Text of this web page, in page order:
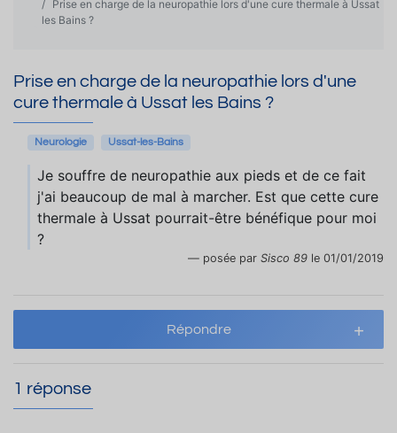
Prise en charge de la neuropathie lors d'une cure thermale à Ussat
les Bains ?
Prise en charge de la neuropathie lors d'une
cure thermale à Ussat les Bains ?
Neurologie Ussat-les-Bains
Je souffre de neuropathie aux pieds et de ce fait
j'ai beaucoup de mal à marcher. Est que cette cure
thermale à Ussat pourrait-être bénéfique pour moi
?
posée par Sisco 89 le 01/01/2019
Répondre
1 réponse